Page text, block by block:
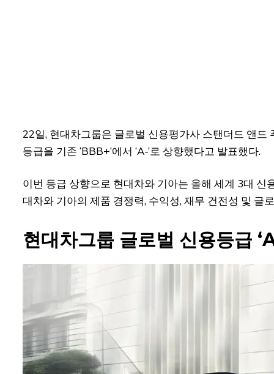
22일, 현대차그룹은 글로벌 신용평가사 스탠더드 앤드
등급을 기존 ‘BBB+’에서 ‘A-’로 상향했다고 발표했다.
이번 등급 상향으로 현대차와 기아는 올해 세계 3대 신
대차와 기아의 제품 경쟁력, 수익성, 재무 건전성 및 글
현대차그룹 글로벌 신용등급